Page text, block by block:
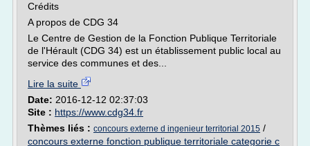
Crédits
A propos de CDG 34
Le Centre de Gestion de la Fonction Publique Territoriale
de l'Hérault (CDG 34) est un établissement public local au
service des communes et des...
Lire la suite
Date: 2016-12-12 02:37:03
Site : https://www.cdg34.fr
Thèmes liés : concours externe d ingenieur territorial 2015 /
concours externe fonction publique territoriale categorie c